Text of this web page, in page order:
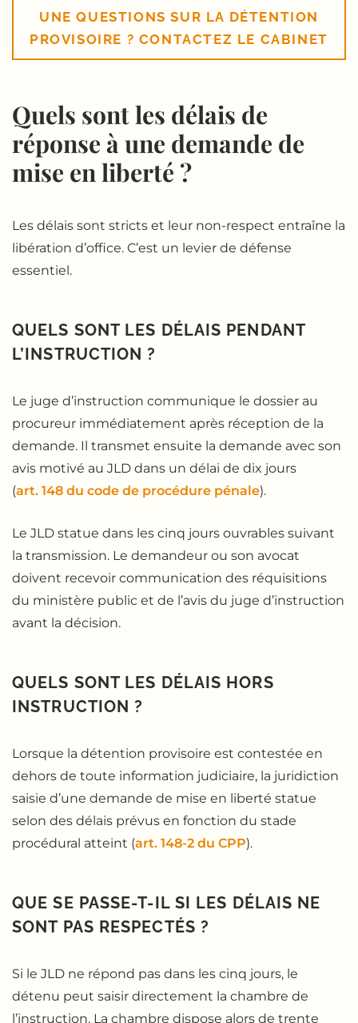
UNE QUESTIONS SUR LA DÉTENTION
PROVISOIRE ? CONTACTEZ LE CABINET
Quels sont les délais de
réponse à une demande de
mise en liberté ?
Les délais sont stricts et leur non-respect entraîne la
libération d’office. C’est un levier de défense
essentiel.
QUELS SONT LES DÉLAIS PENDANT
L’INSTRUCTION ?
Le juge d’instruction communique le dossier au
procureur immédiatement après réception de la
demande. Il transmet ensuite la demande avec son
avis motivé au JLD dans un délai de dix jours
(art. 148 du code de procédure pénale).
Le JLD statue dans les cinq jours ouvrables suivant
la transmission. Le demandeur ou son avocat
doivent recevoir communication des réquisitions
du ministère public et de l’avis du juge d’instruction
avant la décision.
QUELS SONT LES DÉLAIS HORS
INSTRUCTION ?
Lorsque la détention provisoire est contestée en
dehors de toute information judiciaire, la juridiction
saisie d’une demande de mise en liberté statue
selon des délais prévus en fonction du stade
procédural atteint (art. 148-2 du CPP).
QUE SE PASSE-T-IL SI LES DÉLAIS NE
SONT PAS RESPECTÉS ?
Si le JLD ne répond pas dans les cinq jours, le
détenu peut saisir directement la chambre de
l’instruction. La chambre dispose alors de trente